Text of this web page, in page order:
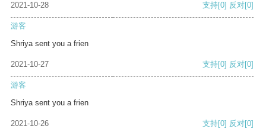
2021-10-28 支持[0] 反对[0]
游客
Shriya sent you a frien
2021-10-27 支持[0] 反对[0]
游客
Shriya sent you a frien
2021-10-26 支持[0] 反对[0]